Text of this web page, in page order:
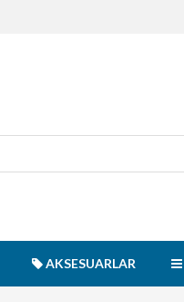
AKSESUARLAR